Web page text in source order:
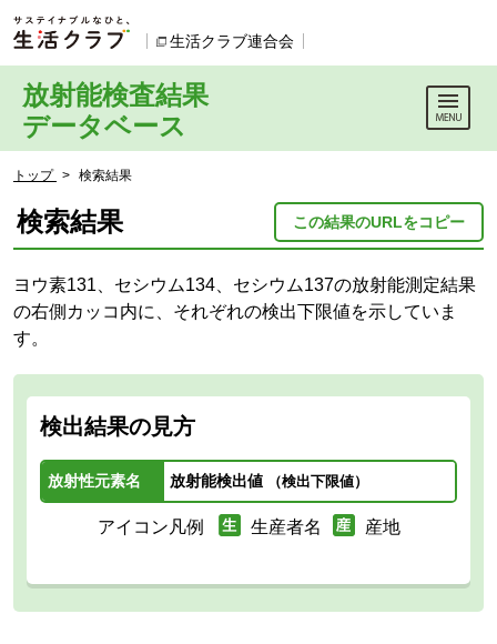
ページの先頭です。
生活クラブ連合会
放射能検査結果
データベース
トップ > 検索結果
現在位置ここまで
検索結果 この結果のURLをコピー
ヨウ素131、セシウム134、セシウム137の放射能測定結果
の右側カッコ内に、それぞれの検出下限値を示していま
す。
検出結果の見方
放射性元素名 放射能検出値 （検出下限値）
アイコン凡例 生産者名 産地